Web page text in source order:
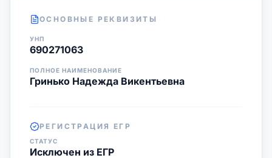
ОСНОВНЫЕ РЕКВИЗИТЫ
УНП
690271063
ПОЛНОЕ НАИМЕНОВАНИЕ
Гринько Надежда Викентьевна
РЕГИСТРАЦИЯ ЕГР
СТАТУС
Исключен из ЕГР